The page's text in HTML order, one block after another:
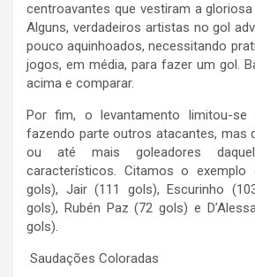
centroavantes que vestiram a
Alguns, verdadeiros artistas no gol
pouco aquinhoados, necessitando
jogos, em média, para fazer um gol.
acima e comparar.
Por fim, o levantamento limitou-
fazendo parte outros atacantes, mas
ou até mais goleadores
característicos. Citamos o exemplo
gols), Jair (111 gols), Escurinho
gols), Rubén Paz (72 gols) e
gols).
Saudações Coloradas